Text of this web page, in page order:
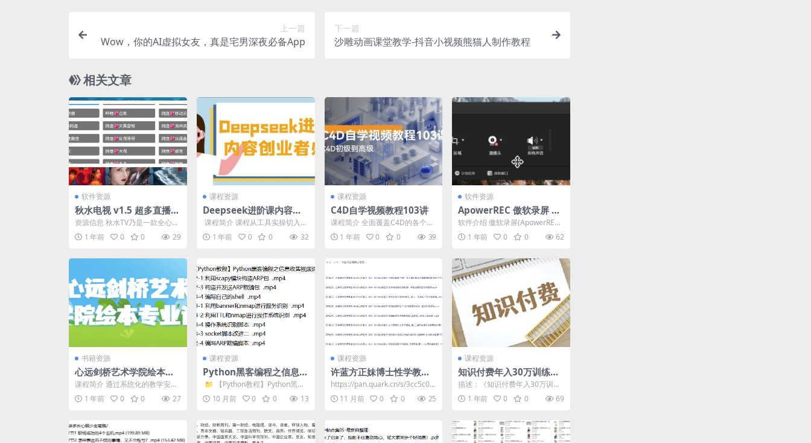
上一篇
Wow，你的AI虚拟女友，真是宅男深夜必备App
下一篇
沙雕动画课堂教学-抖音小视频熊猫人制作教程
相关文章
软件资源
秋水电视 v1.5 超多直播和
线路
资源信息 秋水TV乃是一款全心致
力于供应高品质影视内容的手机
应用软件。使用者能够...
1 年前 0 0 29
课程资源
Deepseek进阶课内容创
业者必看
​ 课程简介 课程从工具实操切入，
教你用 Deepseek 精准生成爆款
选题与吸...
1 年前 0 0 32
课程资源
C4D自学视频教程103讲
课程简介 全面覆盖C4D的各个核
心功能模块。 课程从最基础的界
面介绍、样条工具和...
1 年前 0 0 39
软件资源
ApowerREC 傲软录屏 v
1.7.6.1，屏幕录像软件，
中文解锁版
软件介绍 傲软录屏(ApowerREC)
是一款屏幕录像软件,傲软屏幕录
屏工具可以...
1 年前 0 0 62
书籍资源
心远剑桥艺术学院绘本专
业课
课程简介 通过系统化的教学安排
和实践训练，学生将学习到绘本
制作的整个过程，包括构...
1 年前 0 0 27
课程资源
Python黑客编程之信息收
集
​ 📁 【Python教程】Python黑客
编程之信息收集视频课程 ...
10 月前 0 0 13
课程资源
许蓝方正妹博士性学教
室：男女那些羞羞事性爱
必备知识
https://pan.quark.cn/s/3cc5c0d
176f2
11 月前 0 0 25
课程资源
知识付费年入30万训练营
(1-7)合集
描述：《知识付费年入30万训练
营(1-7)合集》是一套系统化的知
识付费创业课程，...
1 年前 0 0 69